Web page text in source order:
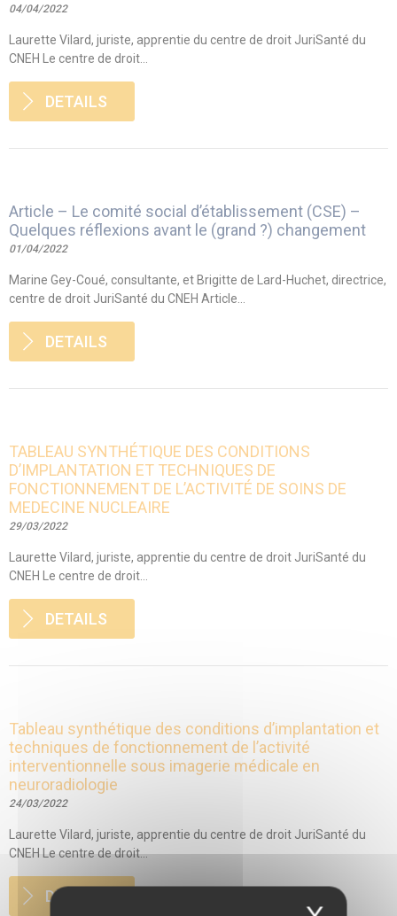
04/04/2022
Laurette Vilard, juriste, apprentie du centre de droit JuriSanté du
CNEH Le centre de droit...
DETAILS
Article – Le comité social d’établissement (CSE) –
Quelques réflexions avant le (grand ?) changement
01/04/2022
Marine Gey-Coué, consultante, et Brigitte de Lard-Huchet, directrice,
centre de droit JuriSanté du CNEH Article...
DETAILS
TABLEAU SYNTHÉTIQUE DES CONDITIONS
D’IMPLANTATION ET TECHNIQUES DE
FONCTIONNEMENT DE L’ACTIVITÉ DE SOINS DE
MEDECINE NUCLEAIRE
29/03/2022
Laurette Vilard, juriste, apprentie du centre de droit JuriSanté du
CNEH Le centre de droit...
DETAILS
Tableau synthétique des conditions d’implantation et
techniques de fonctionnement de l’activité
interventionnelle sous imagerie médicale en
neuroradiologie
24/03/2022
Laurette Vilard, juriste, apprentie du centre de droit JuriSanté du
CNEH Le centre de droit...
DETAILS